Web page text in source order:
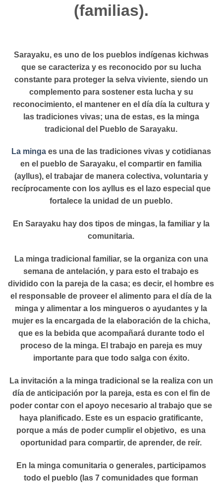
(familias).
Sarayaku, es uno de los pueblos indígenas kichwas
que se caracteriza y es reconocido por su lucha
constante para proteger la selva viviente, siendo un
complemento para sostener esta lucha y su
reconocimiento, el mantener en el día día la cultura y
las tradiciones vivas; una de estas, es la minga
tradicional del Pueblo de Sarayaku.
La mingaes una de las tradiciones vivas y cotidianas
en el pueblo de Sarayaku, el compartir en familia
(ayllus), el trabajar de manera colectiva, voluntaria y
recíprocamente con los ayllus es el lazo especial que
fortalece la unidad de un pueblo.
En Sarayaku hay dos tipos de mingas, la familiar y la
comunitaria.
La minga tradicional familiar, se la organiza con una
semana de antelación, y para esto el trabajo es
dividido con la pareja de la casa; es decir, el hombre es
el responsable de proveer el alimento para el día de la
minga y alimentar a los mingueros o ayudantes y la
mujer es la encargada de la elaboración de la chicha,
que es la bebida que acompañará durante todo el
proceso de la minga. El trabajo en pareja es muy
importante para que todo salga con éxito.
La invitación a la minga tradicional se la realiza con un
día de anticipación por la pareja, esta es con el fin de
poder contar con el apoyo necesario al trabajo que se
haya planificado. Este es un espacio gratificante,
porque a más de poder cumplir el objetivo, es una
oportunidad para compartir, de aprender, de reír.
En la minga comunitaria o generales, participamos
todo el pueblo (las 7 comunidades que forman